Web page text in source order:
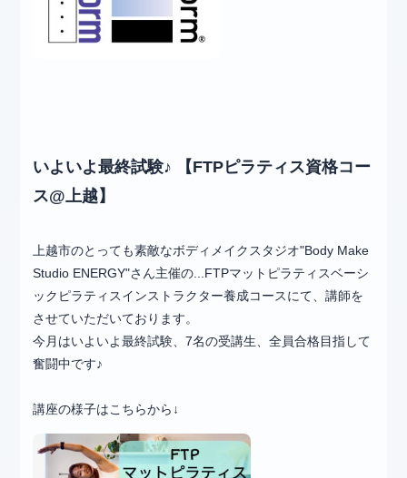
いよいよ最終試験♪ 【FTPピラティス資格コー
ス@上越】
上越市のとっても素敵なボディメイクスタジオ"Body Make
Studio ENERGY"さん主催の...FTPマットピラティスベーシ
ックピラティスインストラクター養成コースにて、講師を
させていただいております。
今月はいよいよ最終試験、7名の受講生、全員合格目指して
奮闘中です♪
講座の様子はこちらから↓